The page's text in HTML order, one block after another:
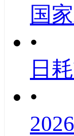
国
•
日
•